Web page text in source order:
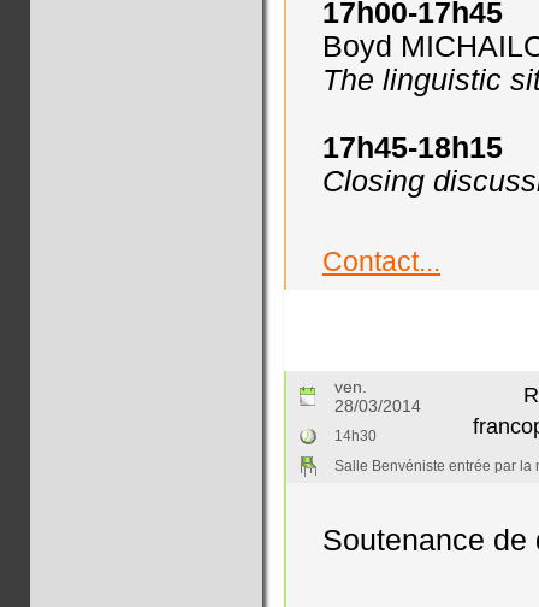
17h00-17h45
Boyd
The linguistic
17h45-18h15
Closing
Contact...
ven.
28/03/2014
14h30
Salle Benvéniste entrée par la
Soutenance